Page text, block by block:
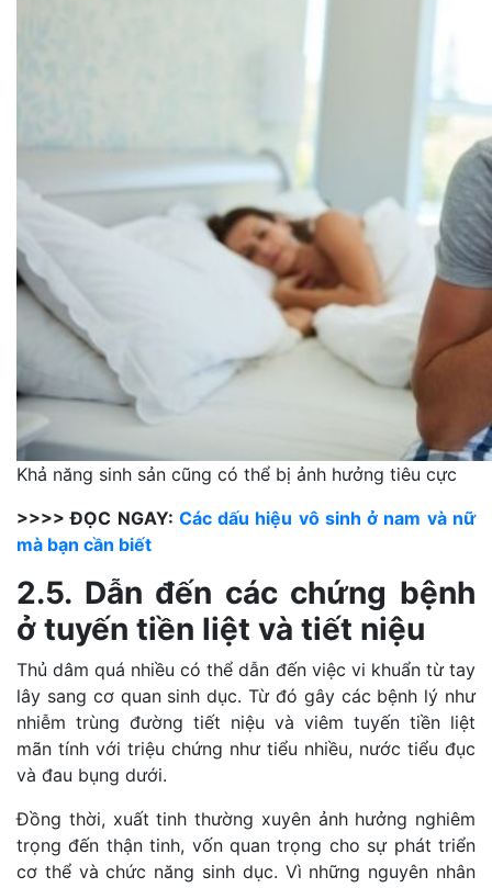
Khả năng sinh sản cũng có thể bị ảnh hưởng tiêu cực
>>>> ĐỌC NGAY: Các dấu hiệu vô sinh ở nam và nữ
mà bạn cần biết
2.5. Dẫn đến các chứng bệnh
ở tuyến tiền liệt và tiết niệu
Thủ dâm quá nhiều có thể dẫn đến việc vi khuẩn từ tay
lây sang cơ quan sinh dục. Từ đó gây các bệnh lý như
nhiễm trùng đường tiết niệu và viêm tuyến tiền liệt
mãn tính với triệu chứng như tiểu nhiều, nước tiểu đục
và đau bụng dưới.
Đồng thời, xuất tinh thường xuyên ảnh hưởng nghiêm
trọng đến thận tinh, vốn quan trọng cho sự phát triển
cơ thể và chức năng sinh dục. Vì những nguyên nhân